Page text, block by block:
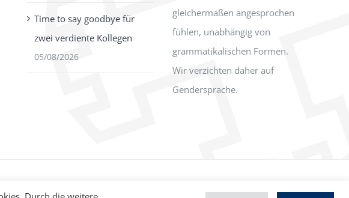
Time to say goodbye für
zwei verdiente Kollegen
05/08/2026
gleichermaßen angesprochen
fühlen, unabhängig von
grammatikalischen Formen.
Wir verzichten daher auf
Gendersprache.
FacebookInstagram